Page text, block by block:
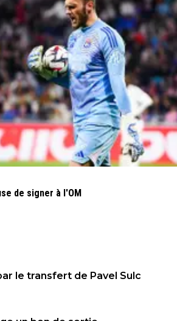
de signer à l'OM
le transfert de Pavel Sulc